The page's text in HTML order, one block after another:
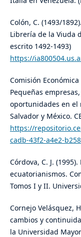
Colón, C. (1493/
Librería de la Viuda
escrito 1492-1493)
https://
Comisión
Pequeñas
oportunidades en el
Salvador y México.
https://
cadb-43f2-a4e2-
Córdova, C. J.
ecuatorianismos.
Tomos I y II.
Cornejo Velásquez,
cambios y
la Universidad